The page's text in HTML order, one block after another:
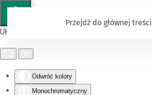
Ułatwienia dostępu
Odwróć kolory
Monochromatyczny
Przejdź do głównej treści